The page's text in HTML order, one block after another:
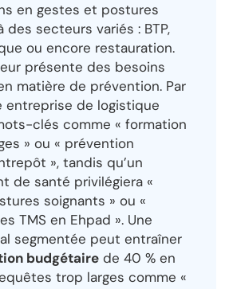
en gestes et postures
des secteurs variés : BTP,
ou encore restauration.
présente des besoins
matière de prévention. Par
entreprise de logistique
clés comme « formation
» ou « prévention
», tandis qu’un
de santé privilégiera «
soignants » ou «
TMS en Ehpad ». Une
segmentée peut entraîner
budgétaire de 40 % en
trop larges comme «